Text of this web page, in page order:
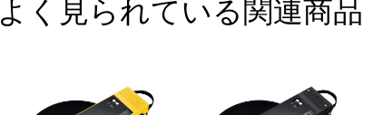
よく見られている関連商品